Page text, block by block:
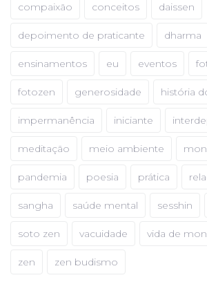
compaixão conceitos daissen
depoimento de praticante dharma
ensinamentos eu eventos
fotozen generosidade história
impermanência iniciante
meditação meio ambiente
pandemia poesia prática
sangha saúde mental sesshin
soto zen vacuidade vida de
zen zen budismo